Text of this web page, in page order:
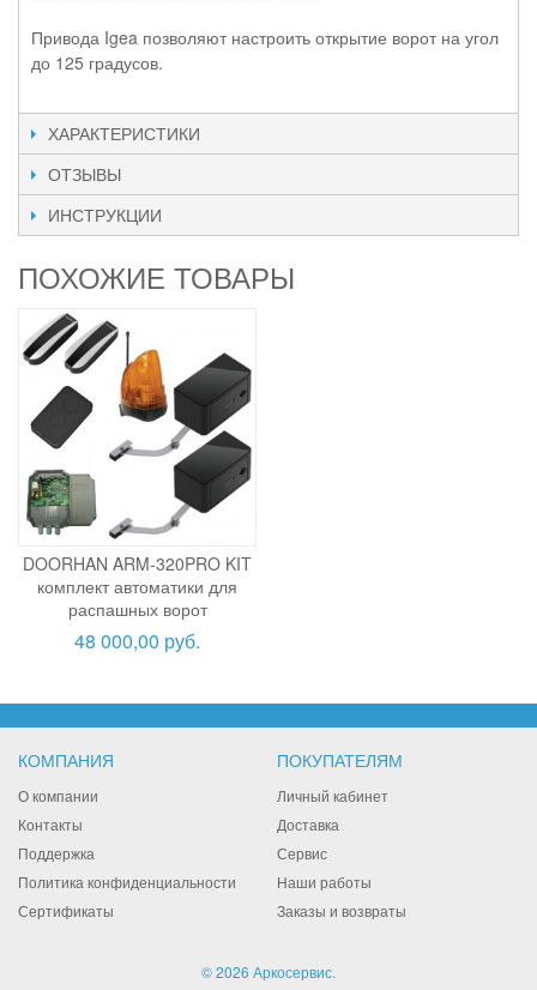
Привода Igea позволяют настроить открытие ворот на угол
до 125 градусов.
ХАРАКТЕРИСТИКИ
ОТЗЫВЫ
ИНСТРУКЦИИ
ПОХОЖИЕ ТОВАРЫ
DOORHAN ARM-320PRO KIT
комплект автоматики для
распашных ворот
48 000,00 руб.
КОМПАНИЯ
О компании
Контакты
Поддержка
Политика конфиденциальности
Сертификаты
ПОКУПАТЕЛЯМ
Личный кабинет
Доставка
Сервис
Наши работы
Заказы и возвраты
© 2026 Аркосервис.